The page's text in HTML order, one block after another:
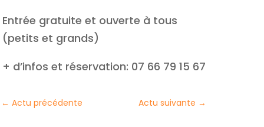
Entrée gratuite et ouverte à tous
(petits et grands)
+ d’infos et réservation: 07 66 79 15 67
← Actu précédente Actu suivante →